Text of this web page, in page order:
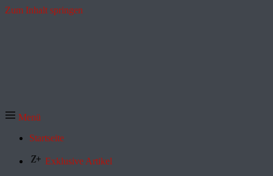
Zum Inhalt springen
Menü
Startseite
Exklusive Artikel